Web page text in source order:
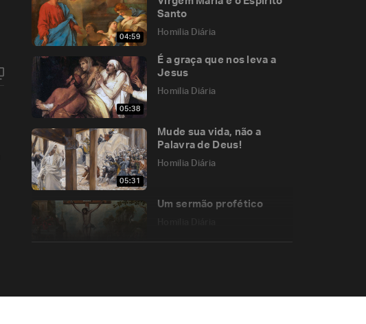
04:59
Santo
Homilia Diária
05:38
É a graça que nos leva a
Jesus
Homilia Diária
05:31
Mude sua vida, não a
Palavra de Deus!
Homilia Diária
Um sermão profético